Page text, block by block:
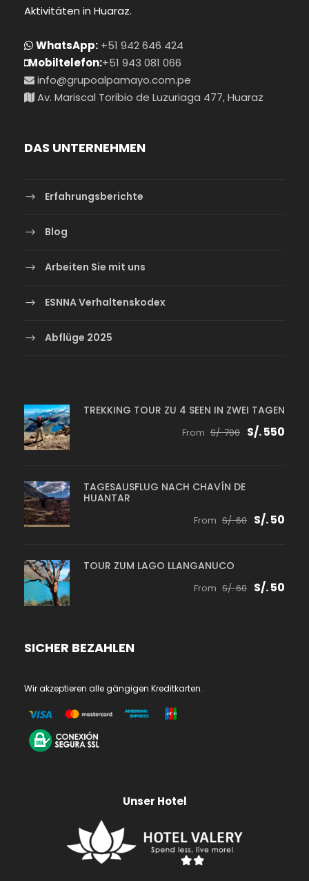
Aktivitäten in Huaraz.
WhatsApp: +51 942 646 424
Mobiltelefon:+51 943 081 066
info@grupoalpamayo.com.pe
Av. Mariscal Toribio de Luzuriaga 477, Huaraz
DAS UNTERNEHMEN
Erfahrungsberichte
Blog
Arbeiten Sie mit uns
ESNNA Verhaltenskodex
Abflüge 2025
TREKKING TOUR ZU 4 SEEN IN ZWEI TAGEN
From S/. 700 S/. 550
TAGESAUSFLUG NACH CHAVÍN DE
HUANTAR
From S/. 60 S/. 50
TOUR ZUM LAGO LLANGANUCO
From S/. 60 S/. 50
SICHER BEZAHLEN
Wir akzeptieren alle gängigen Kreditkarten.
Unser Hotel